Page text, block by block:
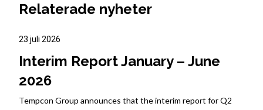
Relaterade nyheter
23 juli 2026
Interim Report January – June
2026
Tempcon Group announces that the interim report for Q2